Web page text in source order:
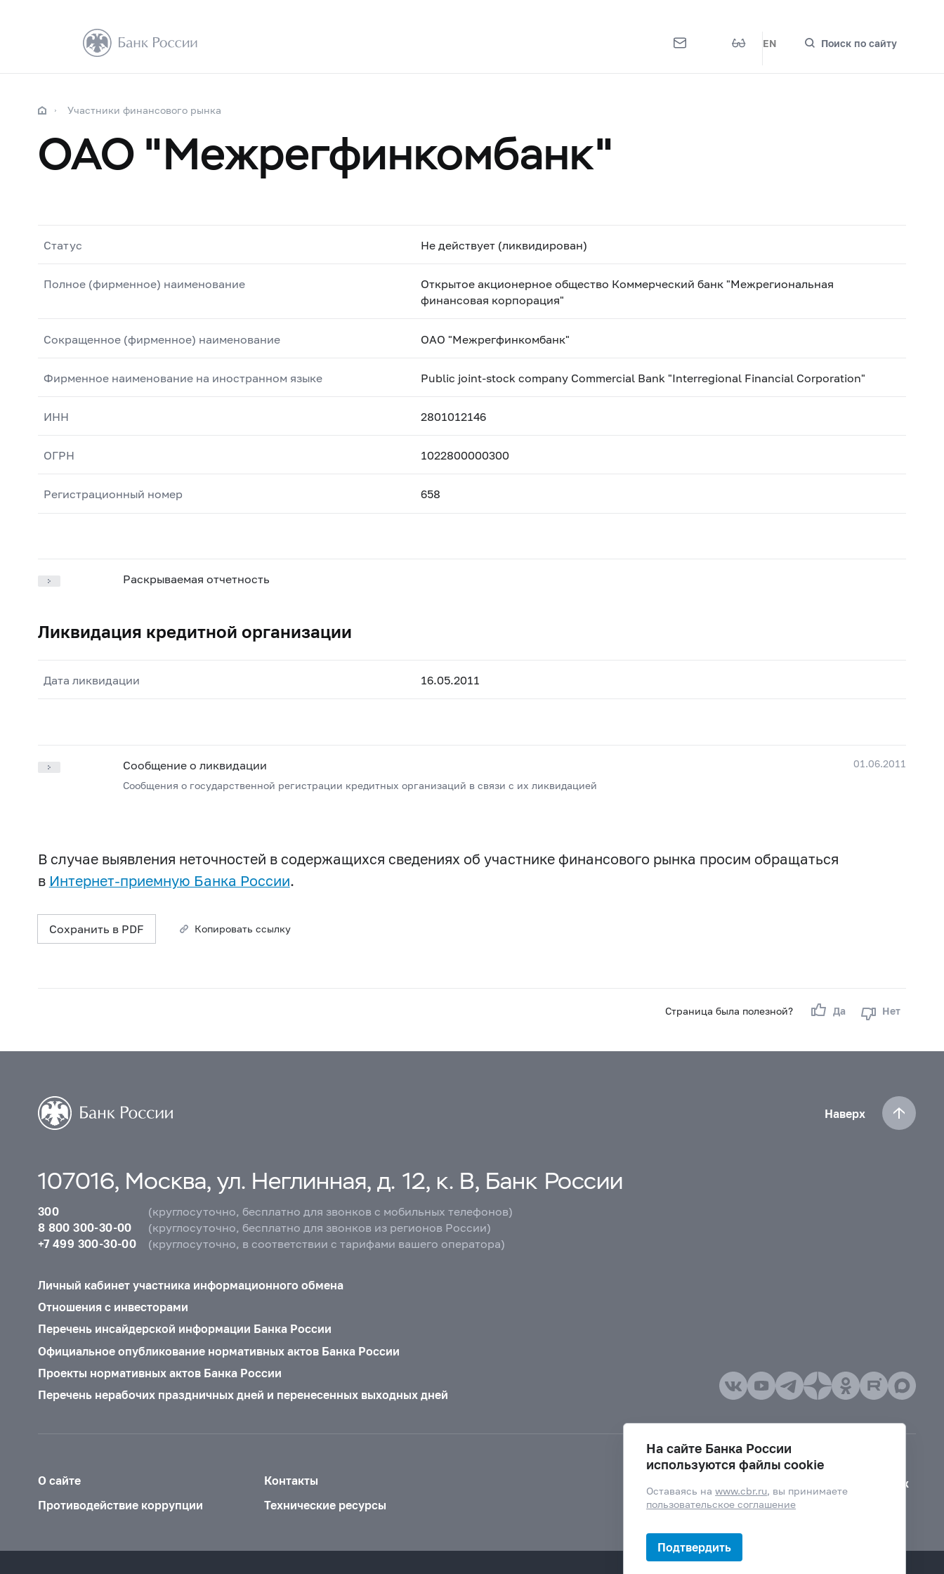
EN Поиск по сайту
Участники финансового рынка
ОАО "Межрегфинкомбанк"
Статус Не действует (ликвидирован)
Полное (фирменное) наименование
Открытое акционерное общество Коммерческий банк "Межрегиональная
финансовая корпорация"
Сокращенное (фирменное) наименование ОАО "Межрегфинкомбанк"
Фирменное наименование на иностранном языке Public joint-stock company Commercial Bank "Interregional Financial Corporation"
ИНН 2801012146
ОГРН 1022800000300
Регистрационный номер 658
Раскрываемая отчетность
Ликвидация кредитной организации
Дата ликвидации 16.05.2011
01.06.2011
Сообщение о ликвидации
Сообщения о государственной регистрации кредитных организаций в связи с их ликвидацией
В случае выявления неточностей в содержащихся сведениях об участнике финансового рынка просим обращаться
в Интернет-приемную Банка России.
Сохранить в PDF Копировать ссылку
Страница была полезной? Да Нет
Наверх
107016, Москва, ул. Неглинная, д. 12, к. В, Банк России
300
(круглосуточно, бесплатно для звонков с мобильных телефонов)
8 800 300-30-00
(круглосуточно, бесплатно для звонков из регионов России)
+7 499 300-30-00
(круглосуточно, в соответствии с тарифами вашего оператора)
Личный кабинет участника информационного обмена
Отношения с инвесторами
Перечень инсайдерской информации Банка России
Официальное опубликование нормативных актов Банка России
Проекты нормативных актов Банка России
Перечень нерабочих праздничных дней и перенесенных выходных дней
О сайте
Контакты
Противодействие коррупции
Технические ресурсы
Версия для слабовидящих
На сайте Банка России
используются файлы cookie
Оставаясь наwww.cbr.ru, вы принимаете
пользовательское соглашение
Подтвердить